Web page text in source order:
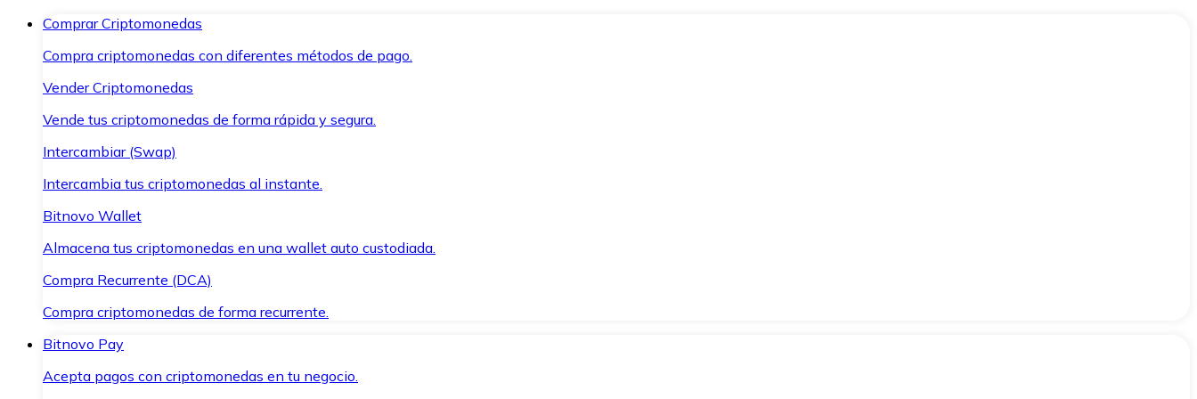
Comprar Criptomonedas
Compra criptomonedas con diferentes métodos de pago.
Vender Criptomonedas
Vende tus criptomonedas de forma rápida y segura.
Intercambiar (Swap)
Intercambia tus criptomonedas al instante.
Bitnovo Wallet
Almacena tus criptomonedas en una wallet auto custodiada.
Compra Recurrente (DCA)
Compra criptomonedas de forma recurrente.
Bitnovo Pay
Acepta pagos con criptomonedas en tu negocio.